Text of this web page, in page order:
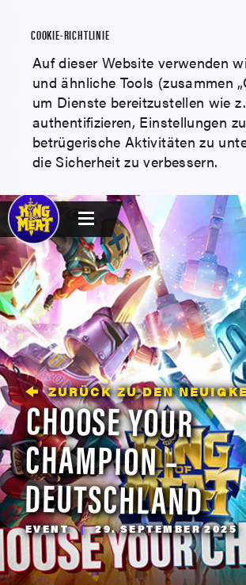
COOKIE-RICHTLINIE
Auf dieser Website verwenden
und ähnliche Tools (zusammen
um Dienste bereitzustellen wie
authentifizieren, Einstellungen
betrügerische Aktivitäten zu
die Sicherheit zu verbessern.
ZURÜCK ZU DEN
CHOOSE YOUR
CHAMPION –
DEUTSCHLAND
EVENT | 29. SEPTEMBER 2025